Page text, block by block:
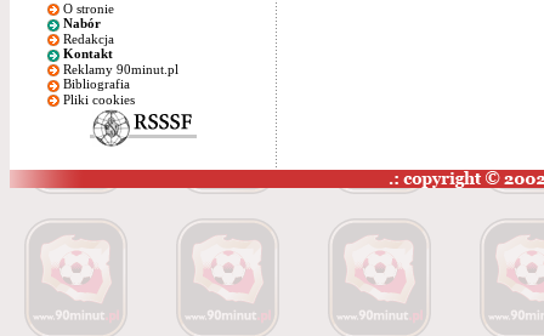
O stronie
Nabór
Redakcja
Kontakt
Reklamy 90minut.pl
Bibliografia
Pliki cookies